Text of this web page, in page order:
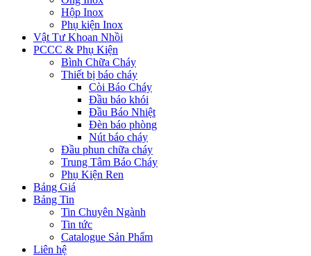
Hộp Inox
Phụ kiện Inox
Vật Tư Khoan Nhồi
PCCC & Phụ Kiện
Bình Chữa Cháy
Thiết bị báo cháy
Còi Báo Cháy
Đầu báo khói
Đầu Báo Nhiệt
Đèn báo phòng
Nút báo cháy
Đầu phun chữa cháy
Trung Tâm Báo Cháy
Phụ Kiện Ren
Bảng Giá
Bảng Tin
Tin Chuyên Ngành
Tin tức
Catalogue Sản Phẩm
Liên hệ